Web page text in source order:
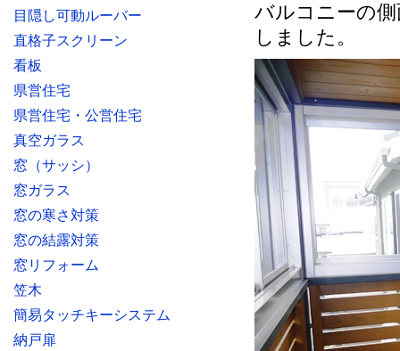
バルコニーの
しました。
目隠し可動ルーバー
直格子スクリーン
看板
県営住宅
県営住宅・公営住宅
真空ガラス
窓（サッシ）
窓ガラス
窓の寒さ対策
窓の結露対策
窓リフォーム
笠木
簡易タッチキーシステム
納戸扉